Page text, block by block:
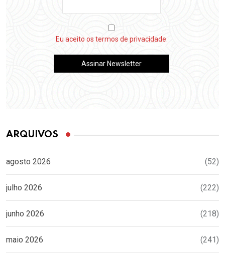
Eu aceito os termos de privacidade.
ARQUIVOS
agosto 2026 (52)
julho 2026 (222)
junho 2026 (218)
maio 2026 (241)